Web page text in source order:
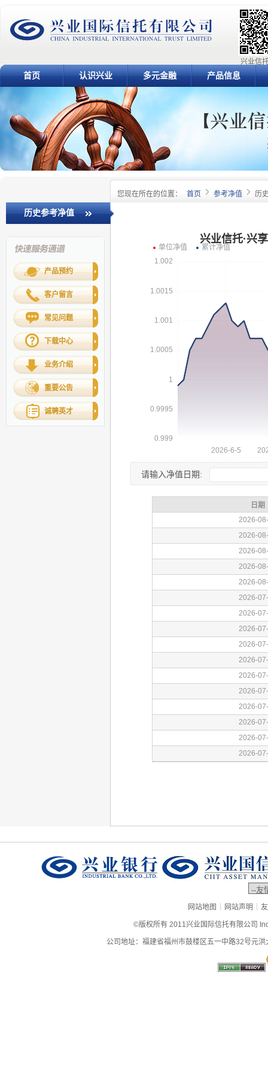
兴业信
首页 认识兴业 多元金融 产品信息
您现在所在的位置： 首页 参考净值 历
历史参考净值
产品预约
客户留言
常见问题
下载中心
业务介绍
重要公告
诚聘英才
请输入净值日期:
网站地图 | 网站声明 |
©版权所有 2011兴业国际信托有限公司
公司地址：福建省福州市鼓楼区五一中路32号元